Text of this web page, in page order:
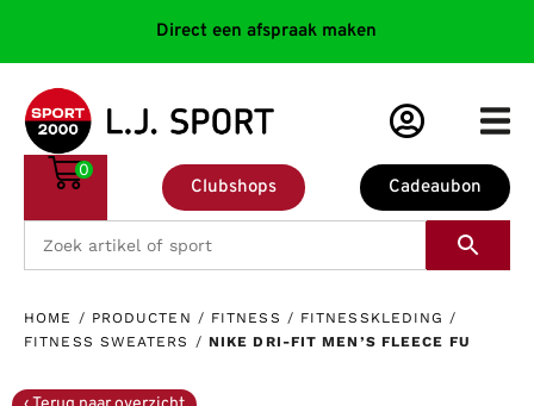
Direct een afspraak maken
Cadeaubon
Clubshops
0
HOME / PRODUCTEN / FITNESS / FITNESSKLEDING /
FITNESS SWEATERS / NIKE DRI-FIT MEN’S FLEECE FU